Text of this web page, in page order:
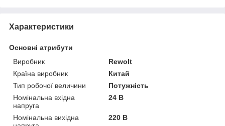
Характеристики
Основні атрибути
Виробник
Rewolt
Країна виробник
Китай
Тип робочої величини
Потужність
Номінальна вхідна
напруга
24 В
Номінальна вихідна
220 В